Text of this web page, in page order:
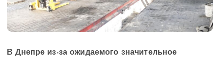
В Днепре из-за ожидаемого значительное